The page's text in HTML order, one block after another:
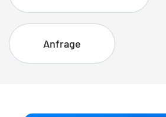
Anfrage